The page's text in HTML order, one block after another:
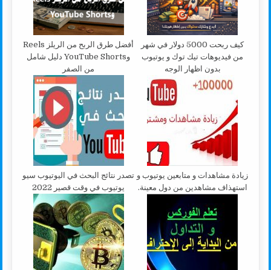
كيف ربحت 5000 دولار في شهر
من فيديوهات تيك توك و يوتيوب
بدون اظهار الوجه
أفضل طرق الربح من الريلز Reels
وYouTube Shorts دليل شامل
من الصفر
زيادة مشاهدات و متابعين يوتيوب و
استهذاف مشاهدين من دول معينة.
تصدر نتائج البحث في اليوتيوب سيو
يوتيوب في وقت قصير 2022